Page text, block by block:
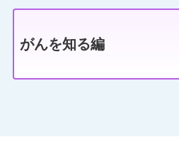
がんを知る編